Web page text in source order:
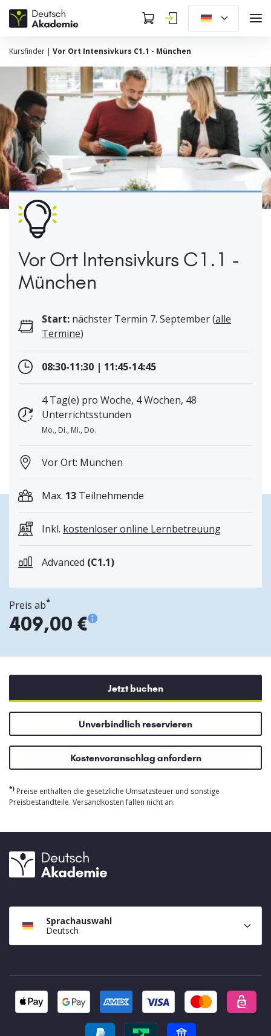
Kursfinder | Vor Ort Intensivkurs C1.1 - München
Vor Ort Intensivkurs C1.1 -
München
Start: nächster Termin 7. September (alle
Termine)
08:30-11:30 | 11:45-14:45
4 Tag(e) pro Woche, 4 Wochen, 48
Unterrichtsstunden
Mo., Di., Mi., Do.
Vor Ort: München
Max. 13 Teilnehmende
Inkl. kostenloser online Lernbetreuung
Advanced (C1.1)
Preis ab*
409,00 €
Jetzt buchen
Unverbindlich reservieren
Kostenvoranschlag anfordern
*) Preise enthalten die gesetzliche Umsatzsteuer und sonstige
Preisbestandteile. Versandkosten fallen nicht an.
Sprachauswahl
Deutsch